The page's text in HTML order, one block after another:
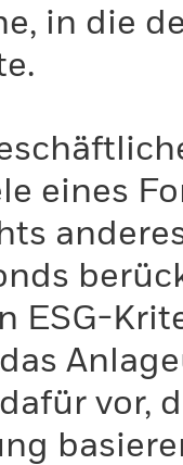
in die
eines
ESG-
vor,